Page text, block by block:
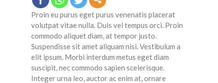
Proin eu purus eget purus venenatis placerat
volutpat vitae nulla. Duis vel tempus orci. Proin
commodo aliquet diam, at tempor justo.
Suspendisse sit amet aliquam nisi. Vestibulum a
elit ipsum. Morbi interdum metus eget diam
suscipit, nec commodo sapien scelerisque.
Integer urna leo, auctor ac enim at, ornare